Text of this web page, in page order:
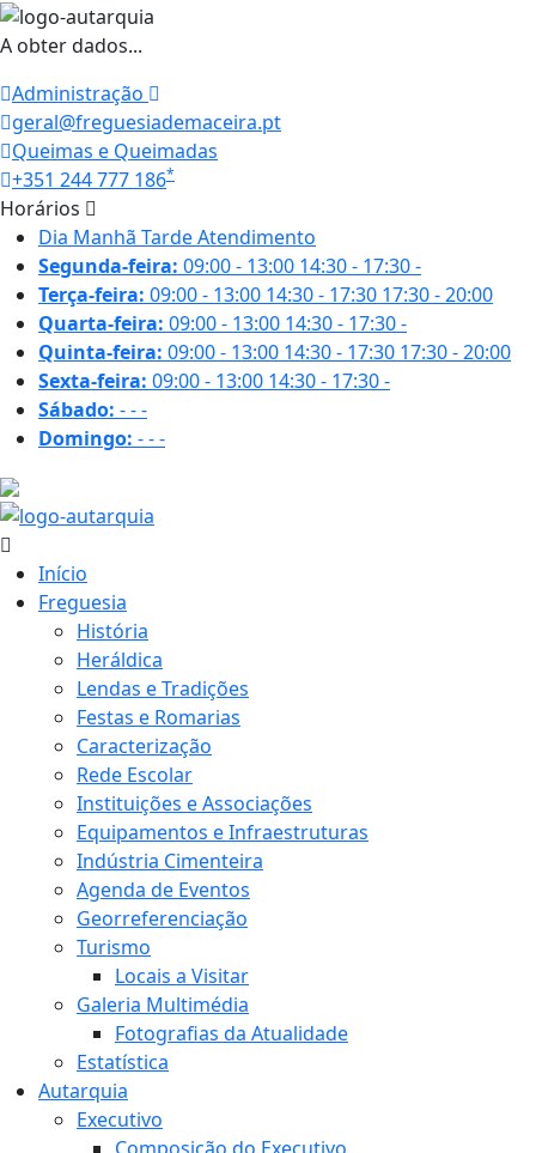
A obter dados...
Administração
geral@freguesiademaceira.pt
Queimas e Queimadas
+351 244 777 186*
Horários
Dia Manhã TardeAtendimento
Segunda-feira: 09:00 - 13:00 14:30 - 17:30-
Terça-feira: 09:00 - 13:00 14:30 - 17:30 17:30 - 20:00
Quarta-feira: 09:00 - 13:00 14:30 - 17:30-
Quinta-feira: 09:00 - 13:00 14:30 - 17:30 17:30 - 20:00
Sexta-feira: 09:00 - 13:00 14:30 - 17:30-
Sábado: ---
Domingo: ---
Início
Freguesia
História
Heráldica
Lendas e Tradições
Festas e Romarias
Caracterização
Rede Escolar
Instituições e Associações
Equipamentos e Infraestruturas
Indústria Cimenteira
Agenda de Eventos
Georreferenciação
Turismo
Locais a Visitar
Galeria Multimédia
Fotografias da Atualidade
Estatística
Autarquia
Executivo